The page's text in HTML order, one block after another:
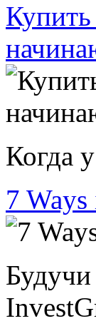
Когда
7